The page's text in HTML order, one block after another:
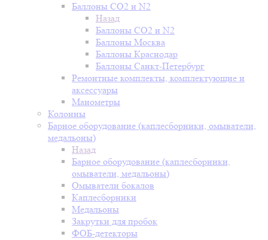
Баллоны СО2 и N2
Назад
Баллоны СО2 и N2
Баллоны Москва
Баллоны Краснодар
Баллоны Санкт-Петербург
Ремонтные комплекты, комплектующие и
аксессуары
Манометры
Колонны
Барное оборудование (каплесборники, омыватели,
медальоны)
Назад
Барное оборудование (каплесборники,
омыватели, медальоны)
Омыватели бокалов
Каплесборники
Медальоны
Закрутки для пробок
ФОБ-детекторы